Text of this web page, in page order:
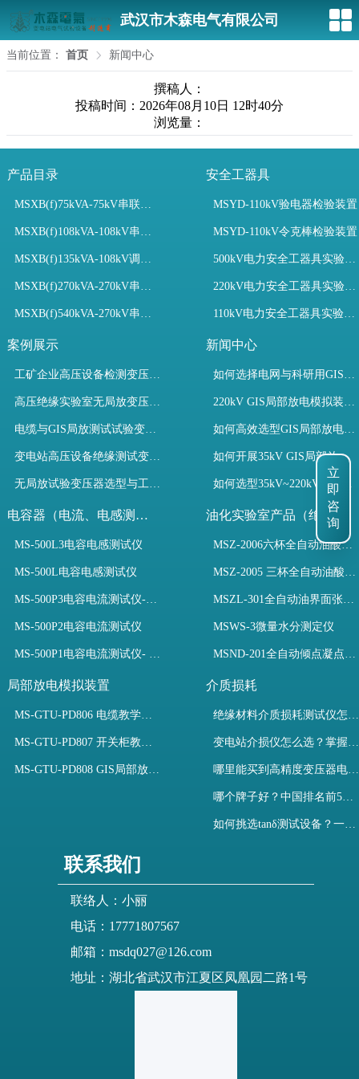
武汉市木森电气有限公司
当前位置： 首页 新闻中心
撰稿人：
投稿时间：2026年08月10日 12时40分
浏览量：
产品目录
MSXB(f)75kVA-75kV串联谐振装置
MSXB(f)108kVA-108kV串联谐振试验装置
MSXB(f)135kVA-108kV调频串联谐振试验装置
MSXB(f)270kVA-270kV串联谐振
MSXB(f)540kVA-270kV串联谐振试验装置
安全工器具
MSYD-110kV验电器检验装置
MSYD-110kV令克棒检验装置
500kV电力安全工器具实验室配置
220kV电力安全工器具实验室配置
110kV电力安全工器具实验室配置
案例展示
工矿企业高压设备检测变压器选型指南
高压绝缘实验室无局放变压器选型指南
电缆与GIS局放测试试验变压器选型指南
变电站高压设备绝缘测试变压器选型指南
无局放试验变压器选型与工程应用指南
新闻中心
如何选择电网与科研用GIS局部放电模拟装置？
220kV GIS局部放电模拟装置试验如何开展？
如何高效选型GIS局部放电模拟装置？
如何开展35kV GIS局部放电模拟装置检测试验与选型
如何选型35kV~220kV GIS局部放电模拟装置？
电容器（电流、电感测试）
MS-500L3电容电感测试仪
MS-500L电容电感测试仪
MS-500P3电容电流测试仪-3PT、两种4PT、1PT连接方式
MS-500P2电容电流测试仪
MS-500P1电容电流测试仪- 支持3PT、4PT、1PT
油化实验室产品（绝缘油）
MSZ-2006六杯全自动油酸值测定仪
MSZ-2005 三杯全自动油酸值测定仪
MSZL-301全自动油界面张力仪
MSWS-3微量水分测定仪
MSND-201全自动倾点凝点测试仪
局部放电模拟装置
MS-GTU-PD806 电缆教学用局部放电模拟装置
MS-GTU-PD807 开关柜教学用局部放电模拟装置
MS-GTU-PD808 GIS局部放电模拟系统
介质损耗
绝缘材料介质损耗测试仪怎么选？看木森电气B端定制如何升级测试效率
变电站介损仪怎么选？掌握采购要点-木森电气
哪里能买到高精度变压器电容量及介损测试仪？快速解决选型难题
哪个牌子好？中国排名前5介质损耗测试仪选型对比快速解决测量难题
如何挑选tanδ测试设备？一文掌握高压介质损耗测试仪采购核心
联系我们
联络人：小丽
电话：17771807567
邮箱：msdq027@126.com
地址：湖北省武汉市江夏区凤凰园二路1号
立
即
咨
询